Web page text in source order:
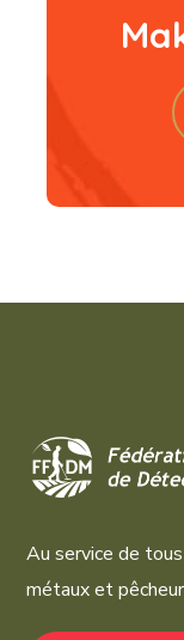
Au service de
métaux et